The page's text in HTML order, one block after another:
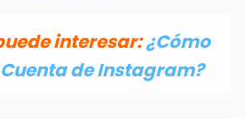
interesar:¿Cómo
de Instagram?